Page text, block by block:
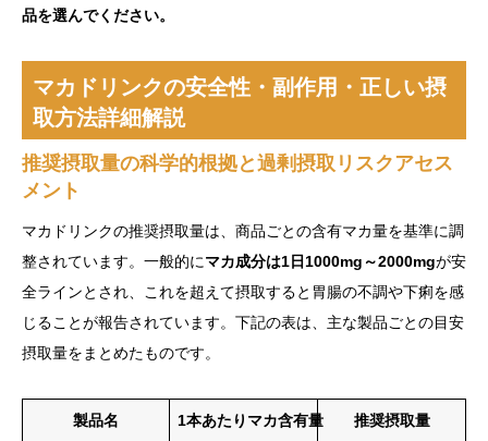
品を選んでください。
マカドリンクの安全性・副作用・正しい摂
取方法詳細解説
推奨摂取量の科学的根拠と過剰摂取リスクアセス
メント
マカドリンクの推奨摂取量は、商品ごとの含有マカ量を基準に調
整されています。一般的にマカ成分は1日1000mg～2000mgが安
全ラインとされ、これを超えて摂取すると胃腸の不調や下痢を感
じることが報告されています。下記の表は、主な製品ごとの目安
摂取量をまとめたものです。
製品名 1本あたりマカ含有量 推奨摂取量